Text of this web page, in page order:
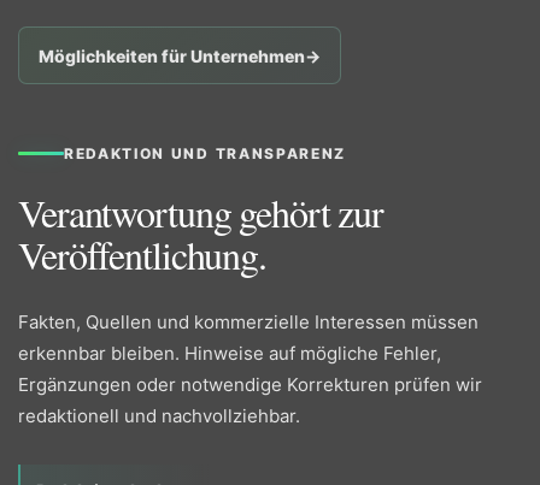
Möglichkeiten für Unternehmen→
REDAKTION UND TRANSPARENZ
Verantwortung gehört zur
Veröffentlichung.
Fakten, Quellen und kommerzielle Interessen müssen
erkennbar bleiben. Hinweise auf mögliche Fehler,
Ergänzungen oder notwendige Korrekturen prüfen wir
redaktionell und nachvollziehbar.